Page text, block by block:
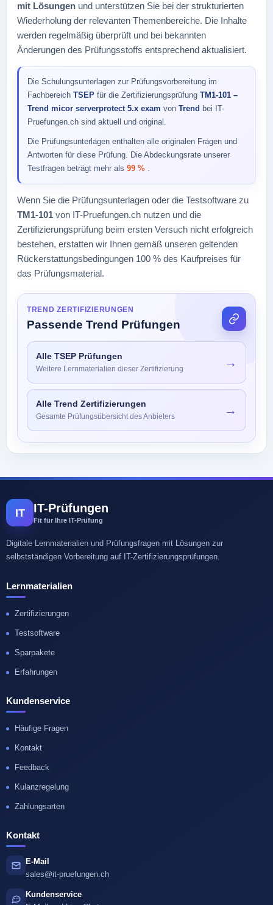
mit Lösungen und unterstützen Sie bei der strukturierten
Wiederholung der relevanten Themenbereiche. Die Inhalte
werden regelmäßig überprüft und bei bekannten
Änderungen des Prüfungsstoffs entsprechend aktualisiert.
Die Schulungsunterlagen zur Prüfungsvorbereitung im
Fachbereich TSEP für die Zertifizierungsprüfung TM1-101 –
Trend micor serverprotect 5.x exam von Trend bei IT-
Pruefungen.ch sind aktuell und original.
Die Prüfungsunterlagen enthalten alle originalen Fragen und
Antworten für diese Prüfung. Die Abdeckungsrate unserer
Testfragen beträgt mehr als 99 % .
Wenn Sie die Prüfungsunterlagen oder die Testsoftware zu
TM1-101 von IT-Pruefungen.ch nutzen und die
Zertifizierungsprüfung beim ersten Versuch nicht erfolgreich
bestehen, erstatten wir Ihnen gemäß unseren geltenden
Rückerstattungsbedingungen 100 % des Kaufpreises für
das Prüfungsmaterial.
TREND ZERTIFIZIERUNGEN
Passende Trend Prüfungen
Alle TSEP Prüfungen
Weitere Lernmaterialien dieser Zertifizierung →
Alle Trend Zertifizierungen
Gesamte Prüfungsübersicht des Anbieters →
IT IT-Prüfungen
Fit für Ihre IT-Prüfung
Digitale Lernmaterialien und Prüfungsfragen mit Lösungen zur
selbstständigen Vorbereitung auf IT-Zertifizierungsprüfungen.
Lernmaterialien
Zertifizierungen
Testsoftware
Sparpakete
Erfahrungen
Kundenservice
Häufige Fragen
Kontakt
Feedback
Kulanzregelung
Zahlungsarten
Kontakt
E-Mail
sales@it-pruefungen.ch
Kundenservice